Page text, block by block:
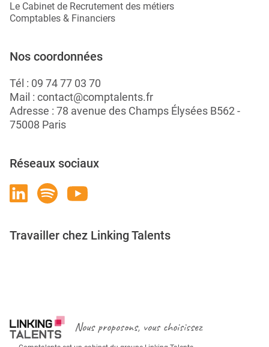
Le Cabinet de Recrutement des métiers
Comptables & Financiers
Nos coordonnées
Tél : 09 74 77 03 70
Mail : contact@comptalents.fr
Adresse : 78 avenue des Champs Élysées B562 -
75008 Paris
Réseaux sociaux
Travailler chez Linking Talents
Nous proposons, vous choisissez